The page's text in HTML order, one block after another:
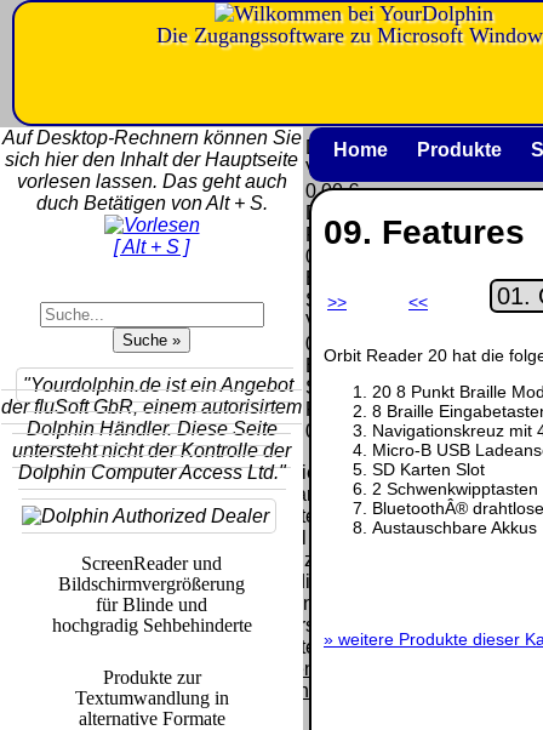
09. Features
>> <<
Orbit Reader 20 hat die
20 8 Punkt Braille
8 Braille
Navigationskreuz mit
Micro-B USB
SD Karten Slot
2 Schwenkwipptasten
BluetoothÂ®
Austauschbare Akkus
» weitere Produkte dieser
Home Produkte
Auf Desktop-Rechnern können Sie
sich hier den Inhalt der Hauptseite
vorlesen lassen. Das geht auch
duch Betätigen von Alt + S.
[ Alt + S ]
"Yourdolphin.de ist ein Angebot
der fluSoft GbR, einem autorisirtem
Dolphin Händler. Diese Seite
untersteht nicht der Kontrolle der
Dolphin Computer Access Ltd."
ScreenReader und
Bildschirmvergrößerung
für Blinde und
hochgradig Sehbehinderte
Produkte zur
Textumwandlung in
alternative Formate
Die Zugangssoftware zu Microsoft
Code:
Deutschland
Nachnahme:
8.95 €
Deutschland
Vorkasse: 6.95
€
Schweiz)
Vorkasse:
20.00 €
EU (inkl.
Schweiz)
PayPal: 20.00
€
Der Versand erfolgt
als versichertes
Selbstabholung
vom Büro oder
von
0.00 €
Deutschland
Vorkasse:
0.00 €
Deutschland
PayPal:
0.00 €
EU (inkl.
Schweiz)
Vorkasse:
0.00 €
EU (inkl.
Schweiz)
PayPal:
0.00 €
Bei dieser
Versandart
erhalten Sie per
Email z.B. einen
Lizenzschlüssel
und die
Rechnung /
Lieferschein. Sie
erhalten also
keinen
Datenträger
Wir sind